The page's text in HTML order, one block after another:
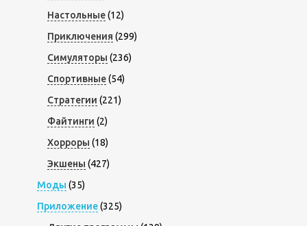
Настольные(12)
Приключения (299)
Симуляторы (236)
Спортивные(54)
Стратегии (221)
Файтинги (2)
Хорроры (18)
Экшены (427)
Моды (35)
Приложение(325)